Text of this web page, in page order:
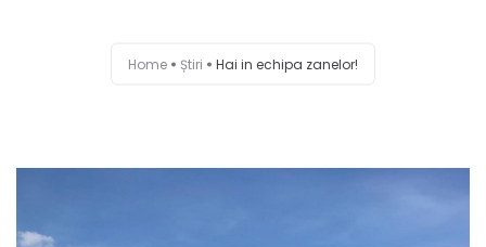
Home Știri Hai in echipa zanelor!